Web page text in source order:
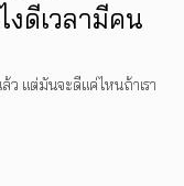
ดีเวลามีคน
ว แต่มันจะดีแค่ไหนถ้าเรา